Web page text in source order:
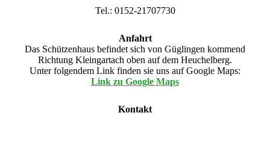
Tel.: 0152-21707730
Anfahrt
Das Schützenhaus befindet sich von Güglingen kommend
Richtung Kleingartach oben auf dem Heuchelberg.
Unter folgendem Link finden sie uns auf Google Maps:
Link zu Google Maps
Kontakt